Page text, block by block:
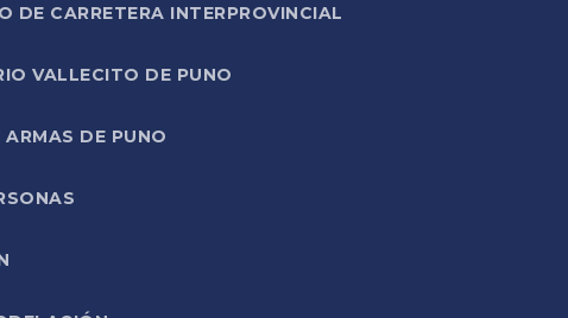
DE CARRETERA INTERPROVINCIAL
VALLECITO DE PUNO
DE PUNO